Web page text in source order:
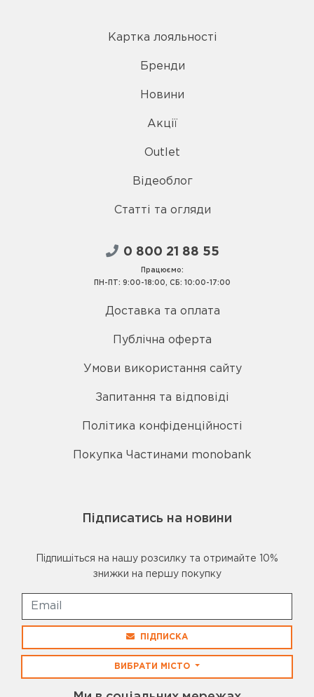
Картка лояльності
Бренди
Новини
Акції
Outlet
Відеоблог
Статті та огляди
0 800 21 88 55
Працюємо:
ПН-ПТ: 9:00-18:00, СБ: 10:00-17:00
Доставка та оплата
Публічна оферта
Умови використання сайту
Запитання та відповіді
Політика конфіденційності
Покупка Частинами monobank
Підписатись на новини
Підпишіться на нашу розсилку та отримайте 10%
знижки на першу покупку
ПІДПИСКА
ВИБРАТИ МІСТО